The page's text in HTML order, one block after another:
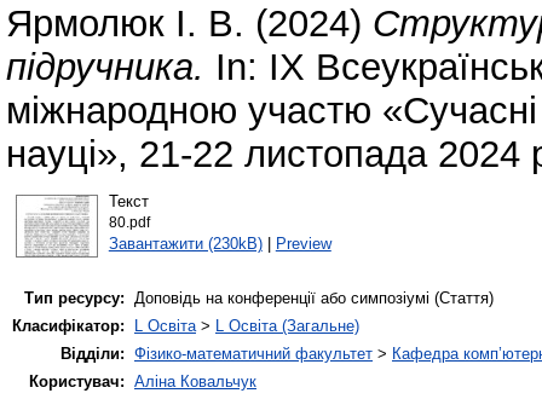
Ярмолюк І. В. (2024)
підручника. In: ІХ
міжнародною участю «Сучасні
науці», 21-22 листопада
Текст
80.pdf
Завантажити (230kB)| Preview
Тип ресурсу: Доповідь на конференції або симпозіумі (Стаття)
Класифікатор:
L Освіта> L Освіта (Загальне)
Відділи: Фізико-математичний факультет > Кафедра
Користувач: Аліна Ковальчук